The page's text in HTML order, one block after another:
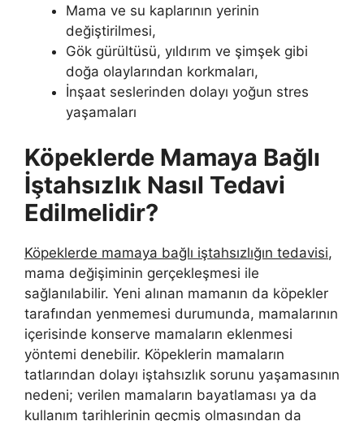
Mama ve su kaplarının yerinin
değiştirilmesi,
Gök gürültüsü, yıldırım ve şimşek gibi
doğa olaylarından korkmaları,
İnşaat seslerinden dolayı yoğun stres
yaşamaları
Köpeklerde Mamaya Bağlı
İştahsızlık Nasıl Tedavi
Edilmelidir?
Köpeklerde mamaya bağlı iştahsızlığın tedavisi,
mama değişiminin gerçekleşmesi ile
sağlanılabilir. Yeni alınan mamanın da köpekler
tarafından yenmemesi durumunda, mamalarının
içerisinde konserve mamaların eklenmesi
yöntemi denebilir. Köpeklerin mamaların
tatlarından dolayı iştahsızlık sorunu yaşamasının
nedeni; verilen mamaların bayatlaması ya da
kullanım tarihlerinin geçmiş olmasından da